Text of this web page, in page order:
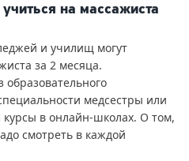
на массажиста
и училищ могут
за 2 месяца.
медсестры или
в онлайн-школах. О том,
смотреть в каждой